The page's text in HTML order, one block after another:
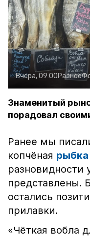
Вчера, 09:00Разное
Знаменитый
порадовал
Ранее мы
копчёная рыбка
разновидности
представлены.
остались
прилавки.
«Чёткая вобла